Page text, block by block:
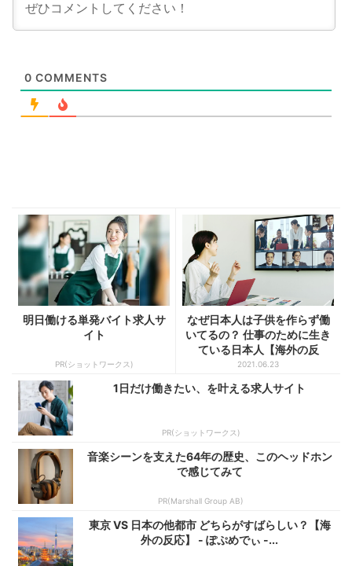
0 COMMENTS
明日働ける単発バイト求人サ
イト
PR(ショットワークス)
なぜ日本人は子供を作らず働
いてるの？ 仕事のために生き
ている日本人【海外の反
応】...
2021.06.23
1日だけ働きたい、を叶える求人サイト
PR(ショットワークス)
音楽シーンを支えた64年の歴史、このヘッドホン
で感じてみて
PR(Marshall Group AB)
東京 VS 日本の他都市 どちらがすばらしい？【海
外の反応】 - ぽぷめでぃ -...